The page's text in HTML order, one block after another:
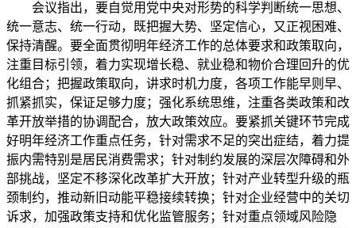
会议指出，要自觉用党中央对形势的科学判断统一思想、
统一意志、统一行动，既把握大势、坚定信心，又正视困难、
保持清醒。要全面贯彻明年经济工作的总体要求和政策取向，
注重目标引领，着力实现增长稳、就业稳和物价合理回升的优
化组合；把握政策取向，讲求时机力度，各项工作能早则早、
抓紧抓实，保证足够力度；强化系统思维，注重各类政策和改
革开放举措的协调配合，放大政策效应。要紧抓关键环节完成
好明年经济工作重点任务，针对需求不足的突出症结，着力提
振内需特别是居民消费需求；针对制约发展的深层次障碍和外
部挑战，坚定不移深化改革扩大开放；针对产业转型升级的瓶
颈制约，推动新旧动能平稳接续转换；针对企业经营中的关切
诉求，加强政策支持和优化监管服务；针对重点领域风险隐